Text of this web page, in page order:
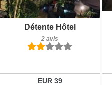
Détente Hôtel
2 avis
EUR 39
Petit-déjeuner inclus
Réserver